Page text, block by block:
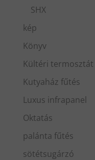
SHX
kép
Könyv
Kültéri termosztát
Kutyaház fűtés
Luxus infrapanel
Oktatás
palánta fűtés
sötétsugárzó